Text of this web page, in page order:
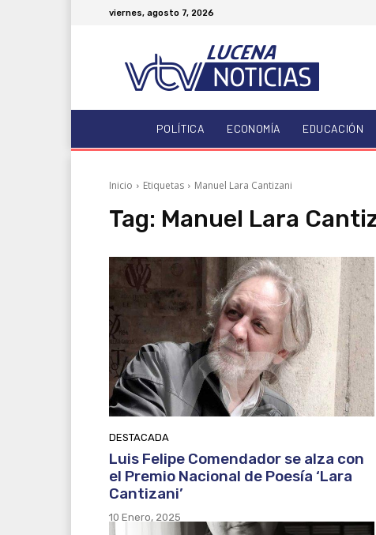
viernes, agosto 7, 2026
POLÍTICA ECONOMÍA EDUCACIÓN
Inicio Etiquetas Manuel Lara Cantizani
Tag: Manuel Lara
DESTACADA
Luis Felipe Comendador se alza con
el Premio Nacional de Poesía ‘Lara
Cantizani’
10 Enero, 2025